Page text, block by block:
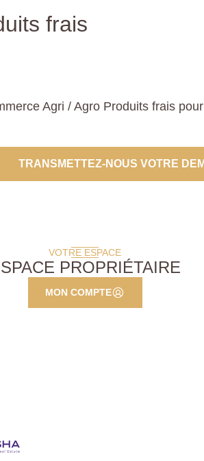
frais
Agri / Agro Produits frais
TRANSMETTEZ-NOUS VOTRE
VOTRE ESPACE
PROPRIÉTAIRE
MON COMPTE